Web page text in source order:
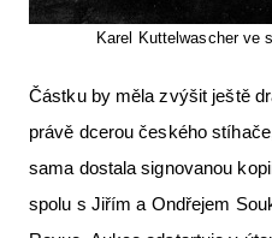
Karel Kuttelwascher ve
Částku by měla zvýšit ještě
právě dcerou českého
sama dostala signovanou
spolu s Jiřím a Ondřejem